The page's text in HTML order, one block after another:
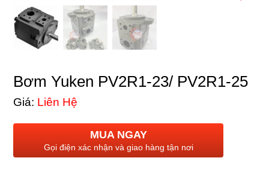
Bơm Yuken PV2R1-23/ PV2R1-25
Giá: Liên Hệ
MUA NGAY
Gọi điện xác nhận và giao hàng tận nơi